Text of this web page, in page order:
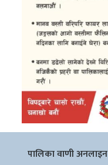
पालिका वाणी अनलाइन